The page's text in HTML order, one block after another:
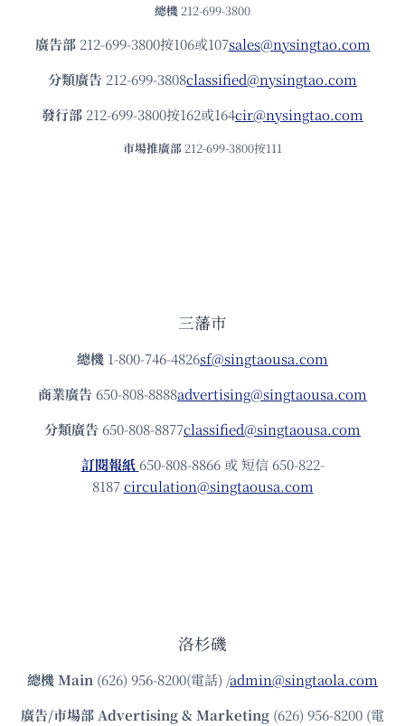
總機 212-699-3800
廣告部212-699-3800按106或107sales@nysingtao.com
分類廣告 212-699-3808classified@nysingtao.com
發⾏部 212-699-3800按162或164cir@nysingtao.com
市場推廣部 212-699-3800按111
三藩市
總機 1-800-746-4826sf@singtaousa.com
商業廣告 650-808-8888advertising@singtaousa.com
分類廣告 650-808-8877classified@singtaousa.com
訂閱報紙 650-808-8866 或 短信 650-822-
8187circulation@singtaousa.com
洛杉磯
總機Main (626) 956-8200(電話) /admin@singtaola.com
廣告/市場部Advertising & Marketing (626) 956-8200 (電